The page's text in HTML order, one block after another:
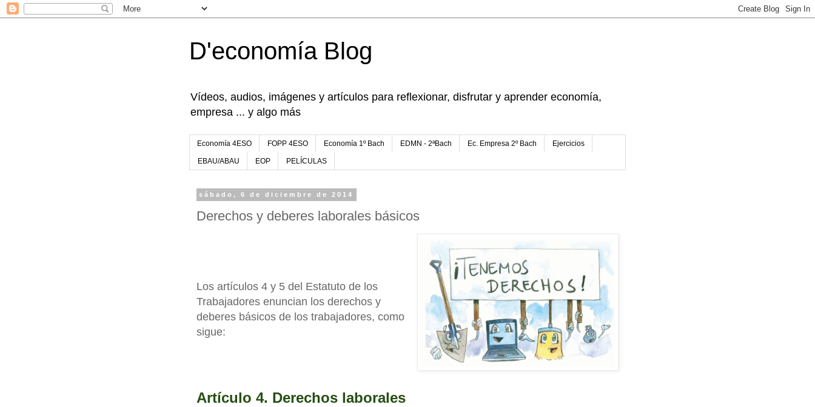
D'economía Blog
Vídeos, audios, imágenes y artículos para reflexionar, disfrutar y aprender economía,
empresa ... y algo más
Economía 4ESO FOPP 4ESO Economía 1º Bach EDMN - 2ªBach Ec. Empresa 2º Bach Ejercicios
EBAU/ABAU EOP PELÍCULAS
sábado, 6 de diciembre de 2014
Derechos y deberes laborales básicos
Los artículos 4 y 5 del Estatuto de los
Trabajadores enuncian los derechos y
deberes básicos de los trabajadores, como
sigue:
Artículo 4. Derechos laborales